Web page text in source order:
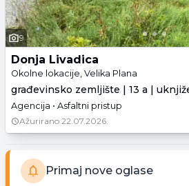
9
Donja Livadica
Okolne lokacije, Velika Plana
Agencija • Asfaltni pristup
Ažurirano 22.07.2026.
Primaj nove oglase